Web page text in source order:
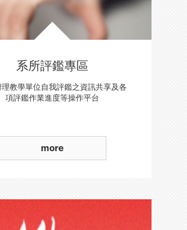
系所評鑑專區
教學單位自我評鑑之資訊共享及各
項評鑑作業進度等操作平台
more